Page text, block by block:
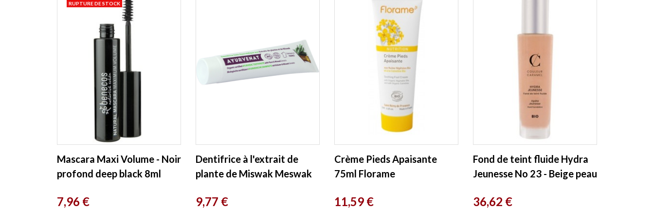
Mascara Maxi Volume - Noir
profond deep black 8ml
Prix
7,96 €
RUPTURE DE STOCK
Dentifrice à l'extrait de
plante de Miswak Meswak
Prix
9,77 €
Crème Pieds Apaisante
75ml Florame
Prix
11,59 €
Fond de teint fluide Hydra
Jeunesse No 23 - Beige peau
Prix
36,62 €